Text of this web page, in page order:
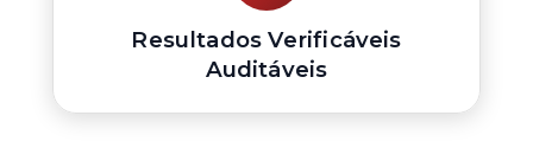
Resultados Verificáveis
Auditáveis